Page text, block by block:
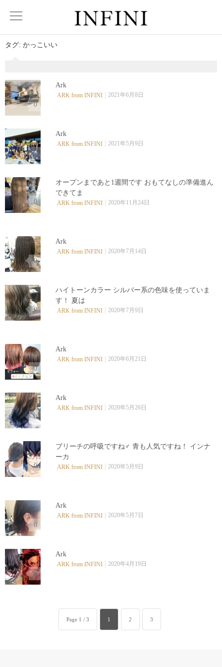
タグ: かっこいい
0
Ark
ARK from INFINI 2021年6月8日
0
Ark
ARK from INFINI 2021年5月9日
0
オープンまであと1週間です おもてなしの準備進ん
できてま
ARK from INFINI 2020年11月24日
0
Ark
ARK from INFINI 2020年7月14日
0
ハイトーンカラー シルバー系の色味を使っていま
す！ 夏は
ARK from INFINI 2020年7月9日
0
Ark
ARK from INFINI 2020年6月21日
0
Ark
ARK from INFINI 2020年5月26日
0
ブリーチの呼吸ですね‍♂️ 青も人気ですね！ インナ
ーカ
ARK from INFINI 2020年5月9日
0
Ark
ARK from INFINI 2020年5月7日
0
Ark
ARK from INFINI 2020年4月19日
Page 1 / 3 1 2 3